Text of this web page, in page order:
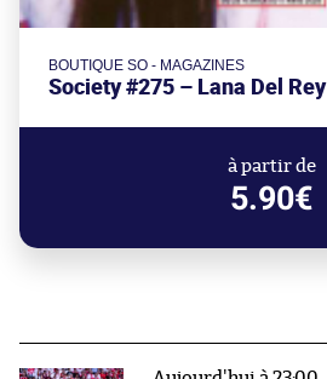
BOUTIQUE SO - MAGAZINES
Society #275 – Lana Del Rey
à partir de
5.90€